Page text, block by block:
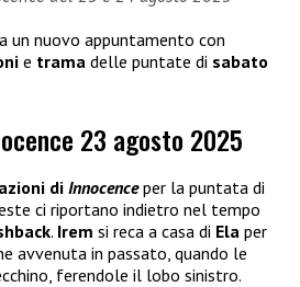
un nuovo appuntamento con
e trama delle puntate di sabato
23 agosto 2025
di Innocenceper la puntata di
ci riportano indietro nel tempo
. Irem si reca a casa di Ela per
avvenuta in passato, quando le
ferendole il lobo sinistro.